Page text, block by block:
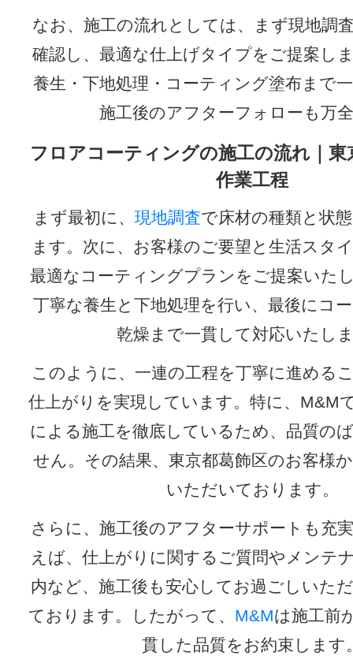
なお、施工の流れとしては、まず現地調
確認し、最適な仕上げタイプをご提案し
養生・下地処理・コーティング塗布まで
施工後のアフターフォローも万
フロアコーティングの施工の流れ｜東
作業工程
まず最初に、 現地調査で床材の種類と状
ます。次に、お客様のご要望と生活スタ
最適なコーティングプランをご提案いた
丁寧な養生と下地処理を行い、最後にコ
乾燥まで一貫して対応いたし
このように、一連の工程を丁寧に進める
仕上がりを実現しています。特に、M&M
による施工を徹底しているため、品質の
せん。その結果、東京都葛飾区のお客様
いただいております。
さらに、施工後のアフターサポートも充
えば、仕上がりに関するご質問やメンテ
内など、施工後も安心してお過ごしいた
ております。したがって、 M&Mは施工前
貫した品質をお約束します